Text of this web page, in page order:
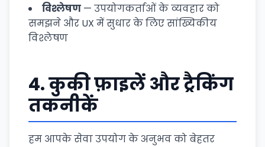
विश्लेषण — उपयोगकर्ताओं के व्यवहार को
समझने और UX में सुधार के लिए सांख्यिकीय
विश्लेषण
4.कुकी फ़ाइलें और ट्रैकिंग
तकनीकें
हम आपके सेवा उपयोग के अनुभव को बेहतर